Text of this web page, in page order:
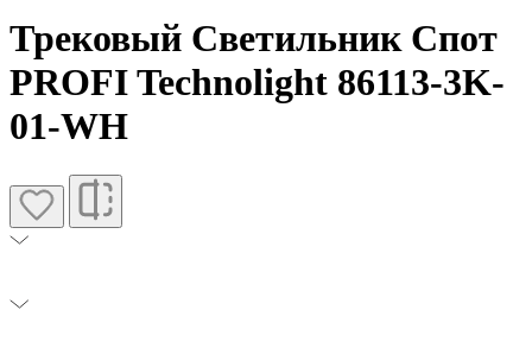
Трековый Светильник Спот
PROFI Technolight 86113-3K-
01-WH